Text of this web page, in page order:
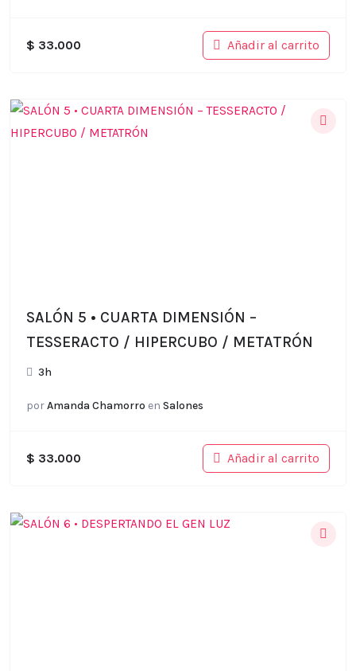
$ 33.000 Añadir al carrito
SALÓN 5 • CUARTA DIMENSIÓN –
TESSERACTO / HIPERCUBO / METATRÓN
3h
porAmanda Chamorro en Salones
$ 33.000 Añadir al carrito